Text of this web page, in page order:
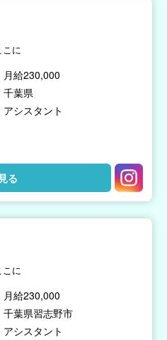
に
月給230,000
千葉県
アシスタント
る
に
月給230,000
千葉県習志野市
アシスタント